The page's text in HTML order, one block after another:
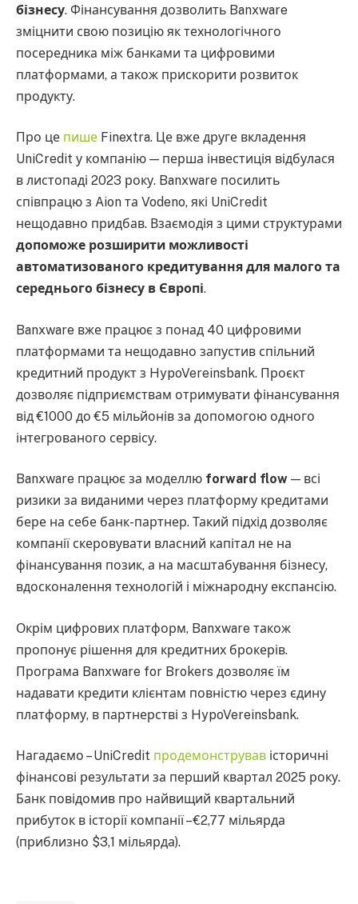
бізнесу. Фінансування дозволить Banxware
зміцнити свою позицію як технологічного
посередника між банками та цифровими
платформами, а також прискорити розвиток
продукту.
Про це пише Finextra. Це вже друге вкладення
UniCredit у компанію — перша інвестиція відбулася
в листопаді 2023 року. Banxware посилить
співпрацю з Aion та Vodeno, які UniCredit
нещодавно придбав. Взаємодія з цими структурами
допоможе розширити можливості
автоматизованого кредитування для малого та
середнього бізнесу в Європі.
Banxware вже працює з понад 40 цифровими
платформами та нещодавно запустив спільний
кредитний продукт з HypoVereinsbank. Проєкт
дозволяє підприємствам отримувати фінансування
від €1000 до €5 мільйонів за допомогою одного
інтегрованого сервісу.
Banxware працює за моделлю forward flow — всі
ризики за виданими через платформу кредитами
бере на себе банк-партнер. Такий підхід дозволяє
компанії скеровувати власний капітал не на
фінансування позик, а на масштабування бізнесу,
вдосконалення технологій і міжнародну експансію.
Окрім цифрових платформ, Banxware також
пропонує рішення для кредитних брокерів.
Програма Banxware for Brokers дозволяє їм
надавати кредити клієнтам повністю через єдину
платформу, в партнерстві з HypoVereinsbank.
Нагадаємо – UniCredit продемонстрував історичні
фінансові результати за перший квартал 2025 року.
Банк повідомив про найвищий квартальний
прибуток в історії компанії – €2,77 мільярда
(приблизно $3,1 мільярда).